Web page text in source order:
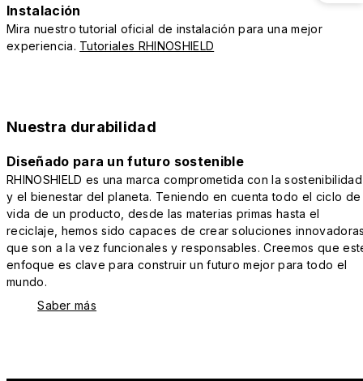
Instalación
Mira nuestro tutorial oficial de instalación para una mejor
experiencia. Tutoriales RHINOSHIELD
Nuestra durabilidad
Diseñado para un futuro sostenible
RHINOSHIELD es una marca comprometida con la sostenibilidad
y el bienestar del planeta. Teniendo en cuenta todo el ciclo de
vida de un producto, desde las materias primas hasta el
reciclaje, hemos sido capaces de crear soluciones
que son a la vez funcionales y responsables. Creemos que
enfoque es clave para construir un futuro mejor para todo el
mundo.
Saber más